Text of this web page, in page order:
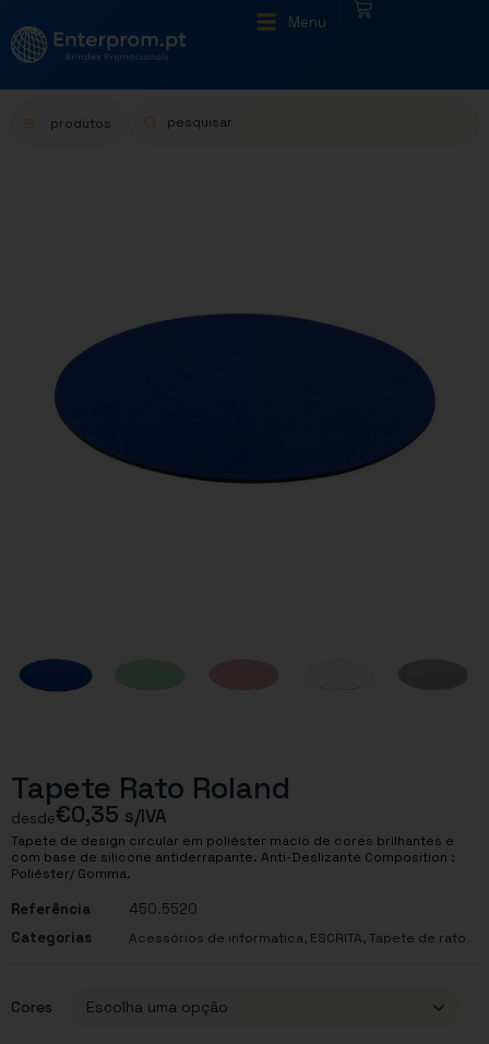
Menu
produtos
Tapete Rato Roland
desde€0,35 s/IVA
Tapete de design circular em poliéster macio de cores brilhantes e
com base de silicone antiderrapante. Anti-Deslizante Composition :
Poliéster/ Gomma.
Referência
450.5520
Categorias
Acessórios de informatica, ESCRITA,Tapete de rato
Cores